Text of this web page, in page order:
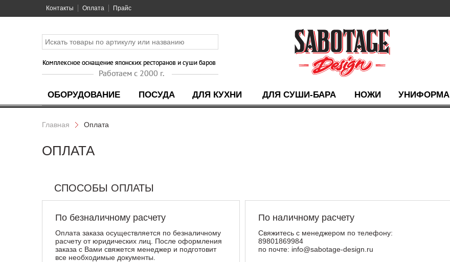
Контакты Оплата Прайс
ОБОРУДОВАНИЕ ПОСУДА ДЛЯ КУХНИ ДЛЯ СУШИ-БАРА НОЖИ УНИФОРМА
Главная Оплата
ОПЛАТА
СПОСОБЫ ОПЛАТЫ
По безналичному расчету
Оплата заказа осуществляется по безналичному
расчету от юридических лиц. После оформления
заказа с Вами свяжется менеджер и подготовит
все необходимые документы.
По наличному расчету
Свяжитесь с менеджером по телефону:
89801869984
по почте: info@sabotage-design.ru